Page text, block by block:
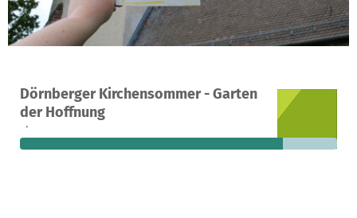
Dörnberger Kirchensommer - Garten
der Hoffnung
Ein Projekt in Habichtswald, Deutschland
15